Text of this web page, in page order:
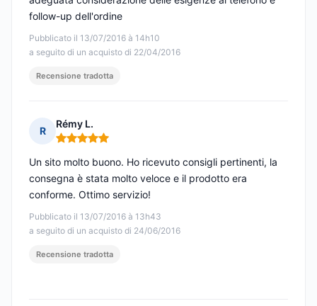
Pubblicato il 13/07/2016 à 14h10
a seguito di un acquisto di 22/04/2016
follow-up dell'ordine
Recensione tradotta
R
Rémy L.
Nota: 5 su 5
Pubblicato il 13/07/2016 à 13h43
a seguito di un acquisto di 24/06/2016
Un sito molto buono. Ho ricevuto consigli pertinenti, la
consegna è stata molto veloce e il prodotto era
conforme. Ottimo servizio!
Recensione tradotta